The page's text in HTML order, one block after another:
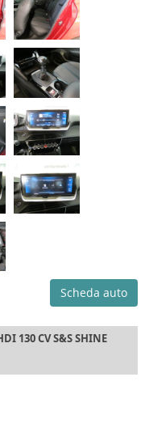
Scheda auto
130 CV S&S SHINE